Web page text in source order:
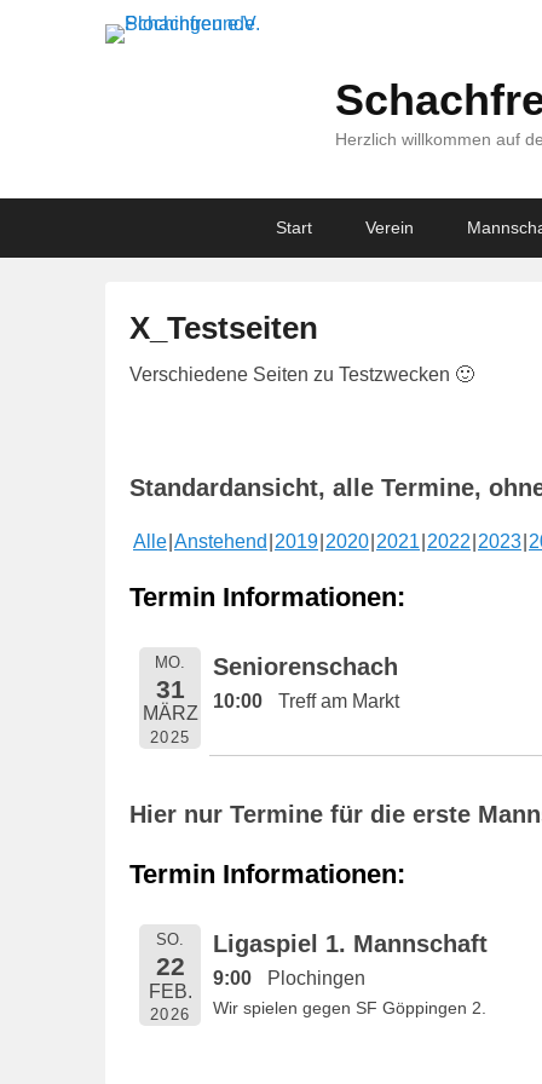
Herzlich willkommen auf
Start Verein
X_Testseiten
V
f
e
n
m
6
Verschiedene Seiten zu Testzwecken 🙂
Standardansicht, alle Termine,
Alle Anstehend 2019 2020 2021 2022 2023
Termin Informationen:
MO.
31
MÄRZ
2025
Seniorenschach
10:00 Treff am Markt
Hier nur Termine für die erste
Termin Informationen:
SO.
22
FEB.
2026
Ligaspiel 1. Mannschaft
9:00 Plochingen
Wir spielen gegen SF Göppingen 2.